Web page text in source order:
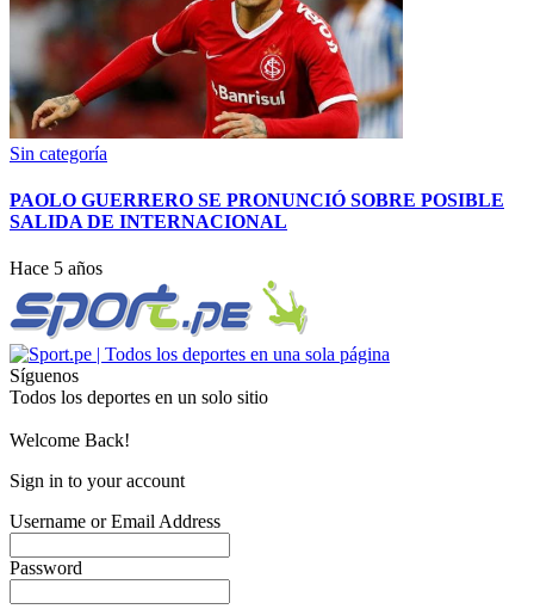
Sin categoría
PAOLO GUERRERO SE PRONUNCIÓ SOBRE POSIBLE
SALIDA DE INTERNACIONAL
Hace 5 años
Síguenos
Todos los deportes en un solo sitio
Welcome Back!
Sign in to your account
Username or Email Address
Password